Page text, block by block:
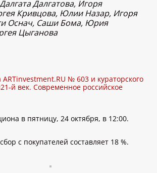
Далгатова, Игоря
Кривцова, Юлии Назар, Игоря
Оснач, Саши Бома, Юрия
Цыганова
ARTinvestment.RU № 603 и кураторского
й век. Современное российское
в пятницу, 24 октября, в 12:00.
с покупателей составляет 18 %.